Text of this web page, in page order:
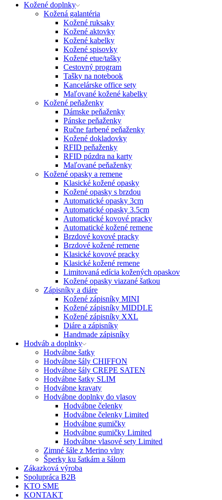
Kožené doplnky
Kožená galantéria
Kožené ruksaky
Kožené aktovky
Kožené kabelky
Kožené spisovky
Kožené etue/tašky
Cestovný program
Tašky na notebook
Kancelárske office sety
Maľované kožené kabelky
Kožené peňaženky
Dámske peňaženky
Pánske peňaženky
Ručne farbené peňaženky
Kožené dokladovky
RFID peňaženky
RFID púzdra na karty
Maľované peňaženky
Kožené opasky a remene
Klasické kožené opasky
Kožené opasky s brzdou
Automatické opasky 3cm
Automatické opasky 3.5cm
Automatické kovové pracky
Automatické kožené remene
Brzdové kovové pracky
Brzdové kožené remene
Klasické kovové pracky
Klasické kožené remene
Limitovaná edícia kožených opaskov
Kožené opasky viazané šatkou
Zápisníky a diáre
Kožené zápisníky MINI
Kožené zápisníky MIDDLE
Kožené zápisníky XXL
Diáre a zápisníky
Handmade zápisníky
Hodváb a doplnky
Hodvábne šatky
Hodvábne šály CHIFFON
Hodvábne šály CREPE SATEN
Hodvábne šatky SLIM
Hodvábne kravaty
Hodvábne doplnky do vlasov
Hodvábne čelenky
Hodvábne čelenky Limited
Hodvábne gumičky
Hodvábne gumičky Limited
Hodvábne vlasové sety Limited
Zimné šále z Merino vlny
Šperky ku šatkám a šálom
Zákazková výroba
Spolupráca B2B
KTO SME
KONTAKT